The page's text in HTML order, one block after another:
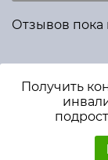
Отзывов пока
Получить